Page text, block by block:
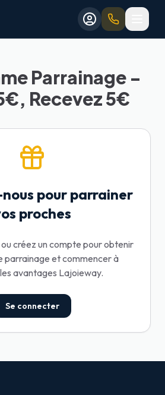
Parrainage -
Recevez 5€
pour parrainer
proches
créez un compte pour obtenir
parrainage et commencer à
avantages Lajoieway.
Se connecter